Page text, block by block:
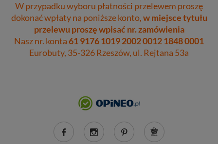
W przypadku wyboru płatności przelewem proszę
dokonać wpłaty na poniższe konto,w miejsce tytułu
przelewu proszę wpisać nr. zamówienia
Nasz nr. konta61 9176 1019 2002 0012 1848 0001
Eurobuty, 35-326 Rzeszów, ul. Rejtana 53a